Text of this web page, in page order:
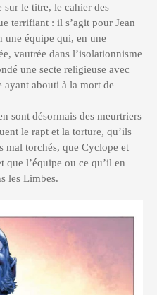
le titre, le cahier des
terrifiant : il s’agit pour Jean
une équipe qui, en une
vautrée dans l’isolationnisme
une secte religieuse avec
ayant abouti à la mort de
sont désormais des meurtriers
le rapt et la torture, qu’ils
mal torchés, que Cyclope et
que l’équipe ou ce qu’il en
les Limbes.